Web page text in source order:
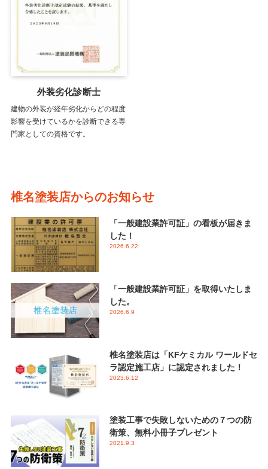
外装劣化診断士
建物の外装が経年劣化からどの程度
影響を受けているかを診断できる専
門家としての資格です。
椎名塗装店からのお知らせ
「一般建設業許可証」の看板が届きま
した！
2026.6.22
「一般建設業許可証」を取得いたしま
した。
2026.6.9
椎名塗装店は「KFケミカル ワールドセ
ラ認定施工店」に認定されました！
2023.6.12
塗装工事で失敗しないための７つの防
衛策、無料小冊子プレゼント
2021.9.3